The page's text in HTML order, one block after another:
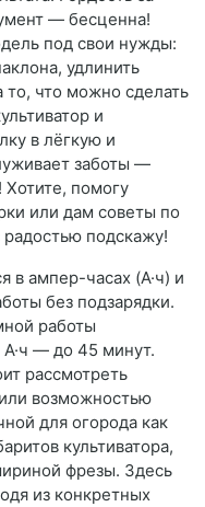
— бесценна!
под свои нужды:
удлинить
то, что можно сделать
и
в лёгкую и
заботы —
Хотите, помогу
или дам советы по
подскажу!
в ампер-часах (А·ч) и
без подзарядки.
работы
А·ч — до 45 минут.
рассмотреть
возможностью
для огорода как
культиватора,
фрезы. Здесь
из конкретных